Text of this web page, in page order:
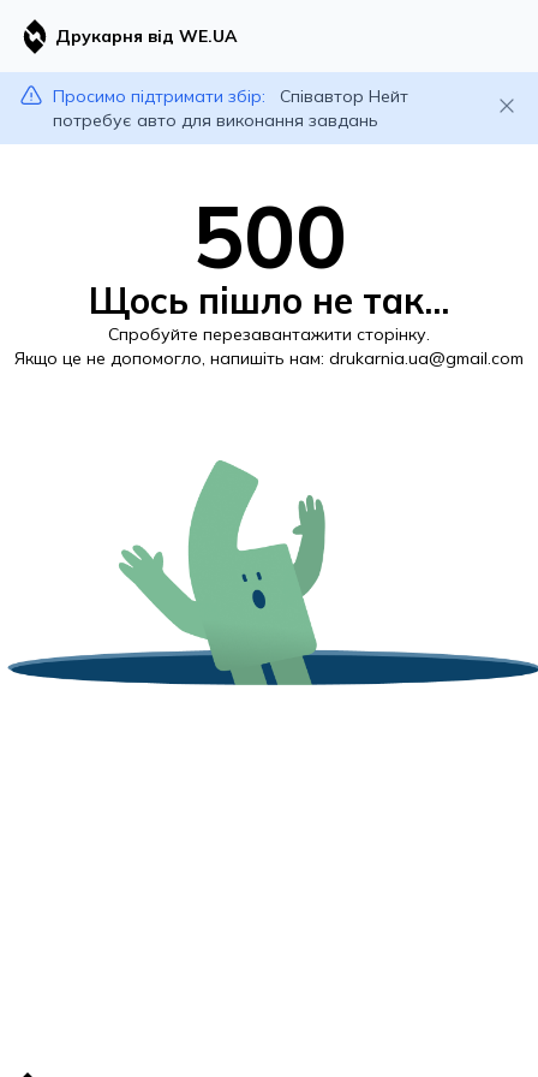
Друкарня від WE.UA
Просимо підтримати збір:
Співавтор Нейт
потребує авто для виконання завдань
500
Щось пішло не так...
Спробуйте перезавантажити сторінку.
Якщо це не допомогло, напишіть нам: drukarnia.ua@gmail.com